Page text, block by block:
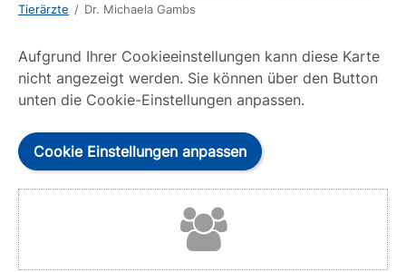
Tierärzte / Dr. Michaela Gambs
Aufgrund Ihrer Cookieeinstellungen kann diese Karte
nicht angezeigt werden. Sie können über den Button
unten die Cookie-Einstellungen anpassen.
Cookie Einstellungen anpassen